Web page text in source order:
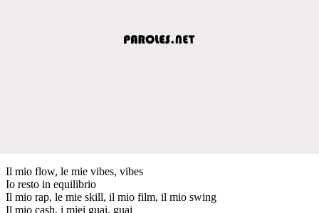
Il mio flow, le mie vibes, vibes
Io resto in equilibrio
Il mio rap, le mie skill, il mio film, il mio swing
Il mio cash, i miei guai, guai